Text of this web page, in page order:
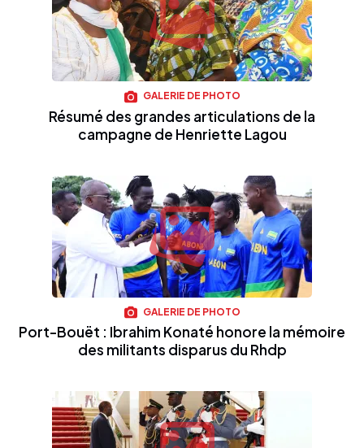
GALERIE DE PHOTO
Résumé des grandes articulations de la
campagne de Henriette Lagou
GALERIE DE PHOTO
Port-Bouët : Ibrahim Konaté honore la mémoire
des militants disparus du Rhdp